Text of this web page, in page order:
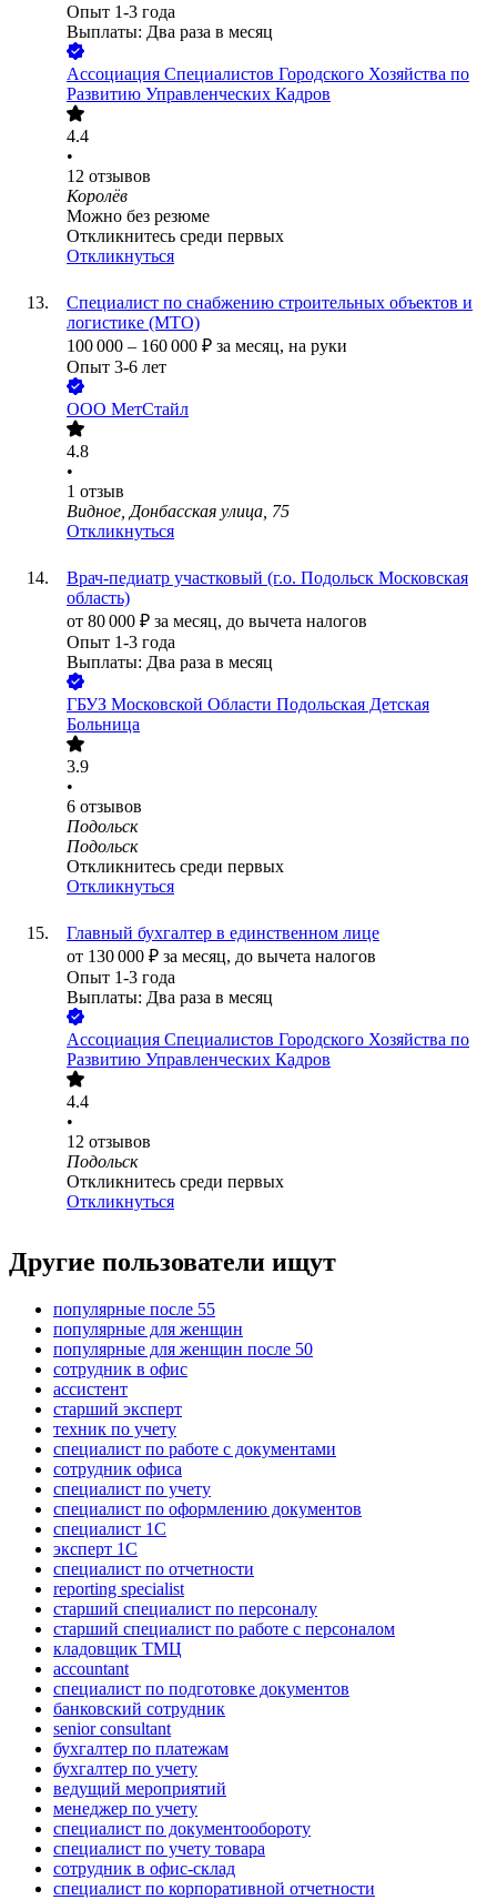
Опыт 1-3 года
Выплаты: Два раза в месяц
Ассоциация Специалистов Городского Хозяйства по
Развитию Управленческих Кадров
4.4
•
12 отзывов
Королёв
Можно без резюме
Откликнитесь среди первых
Откликнуться
Специалист по снабжению строительных объектов и
логистике (МТО)
100 000 – 160 000 ₽ за месяц, на руки
Опыт 3-6 лет
ООО МетСтайл
4.8
•
1 отзыв
Видное, Донбасская улица, 75
Откликнуться
Врач-педиатр участковый (г.о. Подольск Московская
область)
от 80 000 ₽ за месяц, до вычета налогов
Опыт 1-3 года
Выплаты: Два раза в месяц
ГБУЗ Московской Области Подольская Детская
Больница
3.9
•
6 отзывов
Подольск
Подольск
Откликнитесь среди первых
Откликнуться
Главный бухгалтер в единственном лице
от 130 000 ₽ за месяц, до вычета налогов
Опыт 1-3 года
Выплаты: Два раза в месяц
Ассоциация Специалистов Городского Хозяйства по
Развитию Управленческих Кадров
4.4
•
12 отзывов
Подольск
Откликнитесь среди первых
Откликнуться
Другие пользователи ищут
популярные после 55
популярные для женщин
популярные для женщин после 50
сотрудник в офис
ассистент
старший эксперт
техник по учету
специалист по работе с документами
сотрудник офиса
специалист по учету
специалист по оформлению документов
специалист 1С
эксперт 1С
специалист по отчетности
reporting specialist
старший специалист по персоналу
старший специалист по работе с персоналом
кладовщик ТМЦ
accountant
специалист по подготовке документов
банковский сотрудник
senior consultant
бухгалтер по платежам
бухгалтер по учету
ведущий мероприятий
менеджер по учету
специалист по документообороту
специалист по учету товара
сотрудник в офис-склад
специалист по корпоративной отчетности